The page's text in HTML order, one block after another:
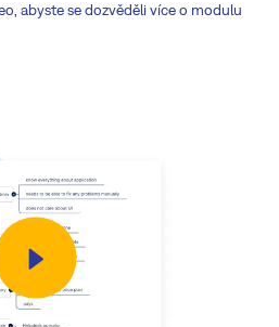
abyste se dozvěděli více o modulu